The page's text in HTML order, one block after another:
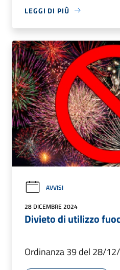
LEGGI DI PIÙ
AVVISI
28 DICEMBRE 2024
Divieto di utilizzo
Ordinanza 39 del 28/